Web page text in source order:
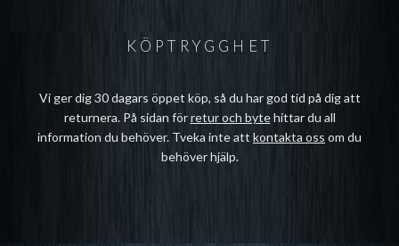
KÖPTRYGGHET
Vi ger dig 30 dagars öppet köp, så du har god tid på dig att
returnera. På sidan förretur och bytehittar du all
information du behöver. Tveka inte att kontakta oss om du
behöver hjälp.